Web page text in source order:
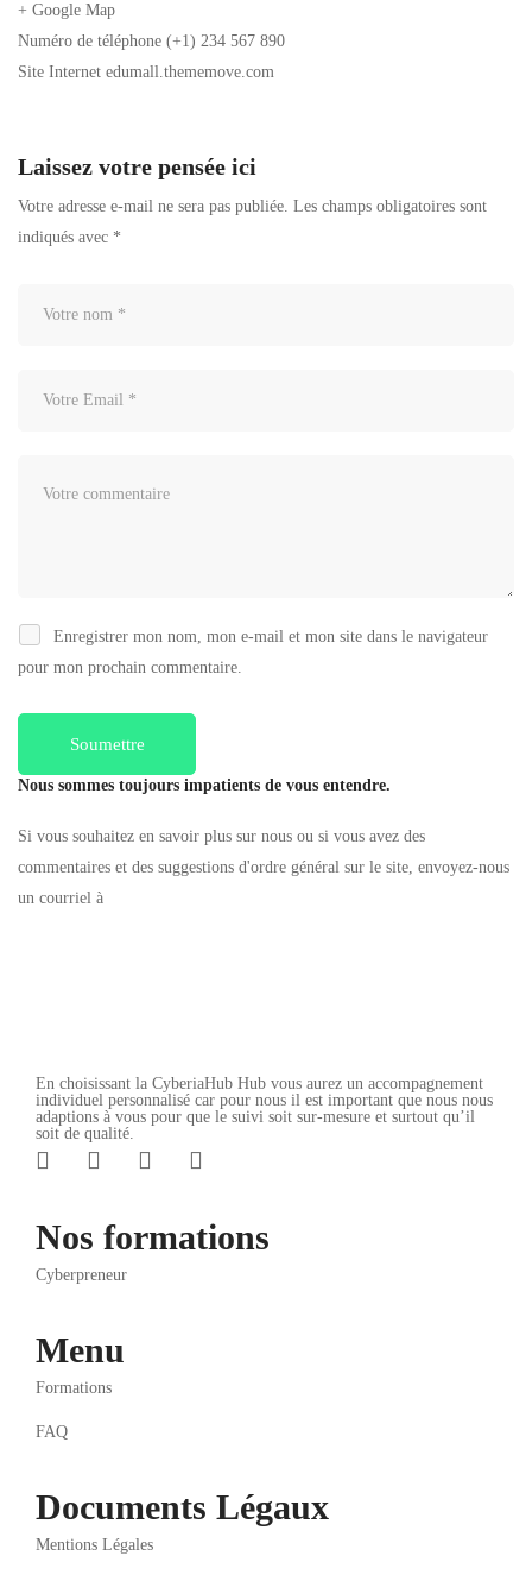
+ Google Map
Numéro de téléphone (+1) 234 567 890
Site Internet edumall.thememove.com
Laissez votre pensée ici
Votre adresse e-mail ne sera pas publiée. Les champs obligatoires sont
indiqués avec *
Enregistrer mon nom, mon e-mail et mon site dans le navigateur
pour mon prochain commentaire.
Nous sommes toujours impatients de vous entendre.
Si vous souhaitez en savoir plus sur nous ou si vous avez des
commentaires et des suggestions d'ordre général sur le site, envoyez-nous
un courriel à
En choisissant la CyberiaHub Hub vous aurez un accompagnement
individuel personnalisé car pour nous il est important que nous nous
adaptions à vous pour que le suivi soit sur-mesure et surtout qu’il
soit de qualité.
Nos formations
Cyberpreneur
Menu
Formations
FAQ
Documents Légaux
Mentions Légales